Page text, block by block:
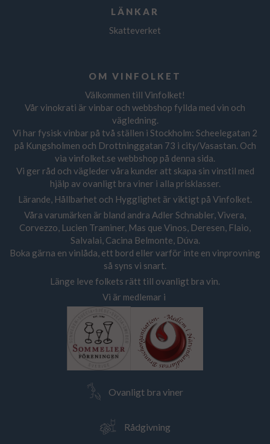
LÄNKAR
Skatteverket
OM VINFOLKET
Välkommen till Vinfolket!
Vår vinokrati är vinbar och webbshop fyllda med vin och
vägledning.
Vi har fysisk vinbar på två ställen i Stockholm: Scheelegatan 2
på Kungsholmen och Drottninggatan 73 i city/Vasastan. Och
via vinfolket.se webbshop på denna sida.
Vi ger råd och vägleder våra kunder att skapa sin vinstil med
hjälp av ovanligt bra viner i alla prisklasser.
Lärande, Hållbarhet och Hygglighet är viktigt på Vinfolket.
Våra varumärken är bland andra Adler Schnabler, Vivera,
Corvezzo, Lucien Traminer, Mas que Vinos, Deresen, Flaio,
Salvalai, Cacina Belmonte, Dúva.
Boka gärna en vinlåda, ett bord eller varför inte en vinprovning
så syns vi snart.
Länge leve folkets rätt till ovanligt bra vin.
Vi är medlemar i
Ovanligt bra viner
Rådgivning